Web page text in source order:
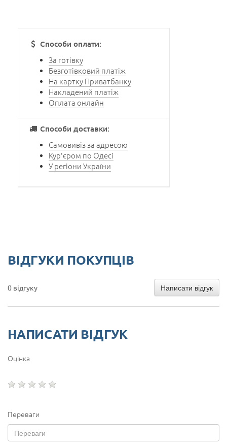
Способи оплати:
За готівку
Безготівковий платіж
На картку Приватбанку
Накладений платіж
Оплата онлайн
Способи доставки:
Самовивіз за адресою
Кур'єром по Одесі
У регіони України
ВІДГУКИ ПОКУПЦІВ
0 відгуку Написати відгук
НАПИСАТИ ВІДГУК
Оцінка
Переваги